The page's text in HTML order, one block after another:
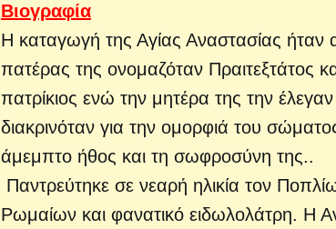
Βιογραφία
Η καταγωγή της Αγίας Αναστασίας
πατέρας της ονομαζόταν Πραιτεξτάτος
πατρίκιος ενώ την μητέρα της την
διακρινόταν για την ομορφιά του
άμεμπτο ήθος και τη σωφροσύνη της..
Παντρεύτηκε σε νεαρή ηλικία τον
Ρωμαίων και φανατικό ειδωλολάτρη. Η